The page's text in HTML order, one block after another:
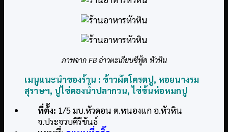
ภาพจาก FB อ่าวตะเกียบซีฟู้ด หัวหิน
เมนูแนะนำของร้าน : ข้าวผัดโครตปู, หอยนางรม
สุราษฯ, ปูไข่ดองน้ำปลากวน, ไข่ข้นห่อหมกปู
ที่ตั้ง: 1/5 มบ.หัวดอน ต.หนองแก อ.หัวหิน
จ.ประจวบคีรีขันธ์